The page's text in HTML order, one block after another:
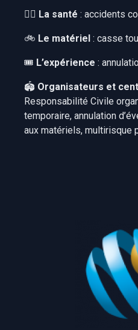
👨‍⚕️ La santé : accidents
🚲 Le matériel : casse
🎟️ L’expérience :
🏟 Organisateurs et
Responsabilité Civile
temporaire, annulation
aux matériels, multirisque